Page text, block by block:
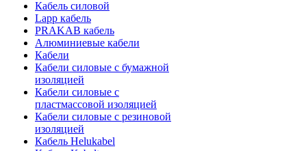
Кабель силовой
Lapp кабель
PRAKAB кабель
Алюминиевые кабели
Кабели
Кабели силовые с бумажной
изоляцией
Кабели силовые с
пластмассовой изоляцией
Кабели силовые с резиновой
изоляцией
Кабель Helukabel